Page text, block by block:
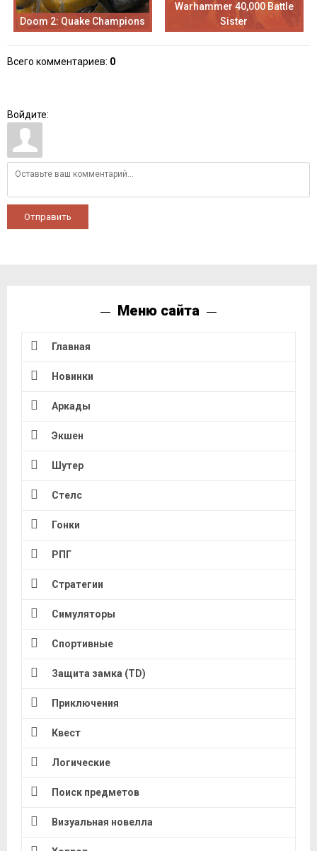
Doom 2: Quake Champions
Warhammer 40,000 Battle
Sister
Всего комментариев: 0
Войдите:
Отправить
Меню сайта
Главная
Новинки
Аркады
Экшен
Шутер
Стелс
Гонки
РПГ
Стратегии
Симуляторы
Спортивные
Защита замка (TD)
Приключения
Квест
Логические
Поиск предметов
Визуальная новелла